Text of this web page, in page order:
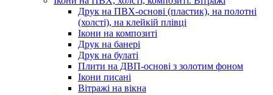
Друк на ПВХ-основі (пластик), на полотні
(холсті), на клейкій плівці
Ікони на композиті
Друк на банері
Друк на булаті
Плити на ДВП-основі з золотим фоном
Ікони писані
Вітражі на вікна